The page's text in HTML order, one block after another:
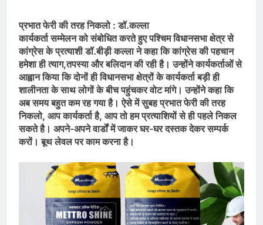
प्रभात फेरी की तरह निकलो : डॉ.कल्ला
कार्यकर्ता सम्मेलन को संबोधित करते हुए पश्चिम विधानसभा क्षेत्र से
कांग्रेस के प्रत्याशी डॉ.बीड़ी कल्ला ने कहा कि कांग्रेस की पहचान
हमेशा ही त्याग,तपस्या और बलिदान की रही है। उन्होंने कार्यकर्ताओं से
आह्वान किया कि दोनों ही विधानसभा क्षेत्रों के कार्यकर्ता बड़ी ही
शालीनता के साथ लोगों के बीच पहुंचकर वोट मांगे। उन्होंने कहा कि
अब समय बहुत कम रह गया है। ऐसे में सुबह प्रभात फेरी की तरह
निकलो, आप कार्यकर्ता है, आप तो हम प्रत्याशियों से ही पहले निकल
सकते है। अपने-अपने वार्डों में जाकर घर-घर दस्तक देकर सम्पर्क
करों। बूथ लेवल पर काम करना है।